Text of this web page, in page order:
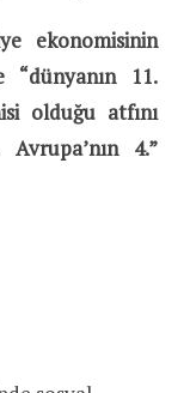
ekonomisinin
11.
olduğu atfını
4.”